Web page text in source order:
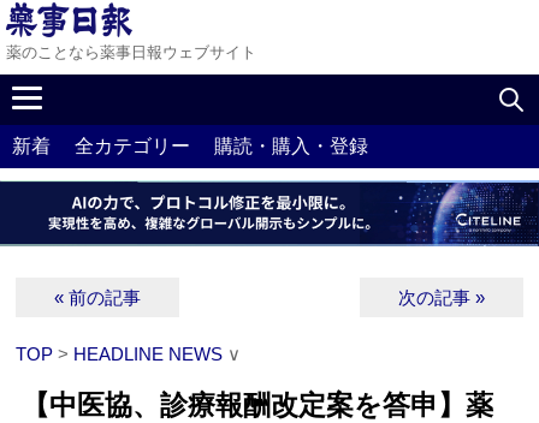
薬のことなら薬事日報ウェブサイト
新着 全カテゴリー 購読・購入・登録
« 前の記事 次の記事 »
TOP > HEADLINE NEWS ∨
【中医協、診療報酬改定案を答申】薬